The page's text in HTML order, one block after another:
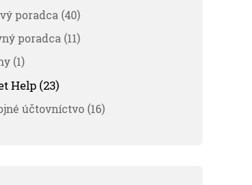
poradca (40)
poradca (11)
(1)
Help (23)
účtovníctvo (16)